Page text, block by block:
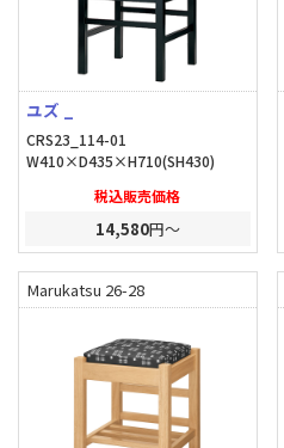
ユズ _
CRS23_114-01
W410×D435×H710(SH430)
税込販売価格
14,580円～
Marukatsu 26-28